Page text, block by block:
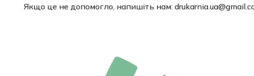
Якщо це не допомогло, напишіть нам: